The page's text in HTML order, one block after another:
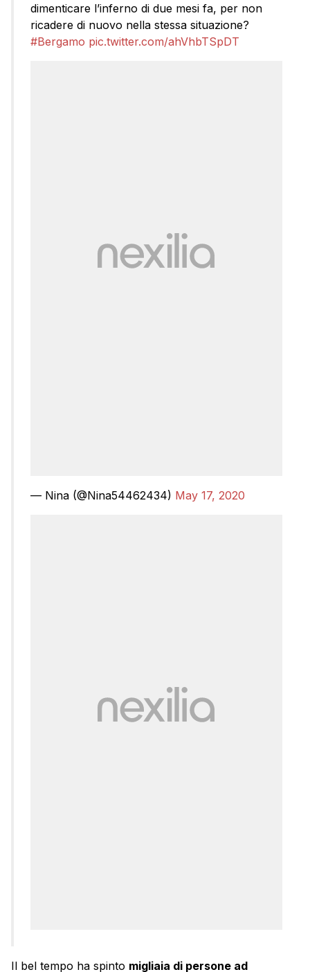
dimenticare l’inferno di due mesi fa, per non
ricadere di nuovo nella stessa situazione?
#Bergamo pic.twitter.com/ahVhbTSpDT
— Nina (@Nina54462434) May 17, 2020
Il bel tempo ha spinto migliaia di persone ad